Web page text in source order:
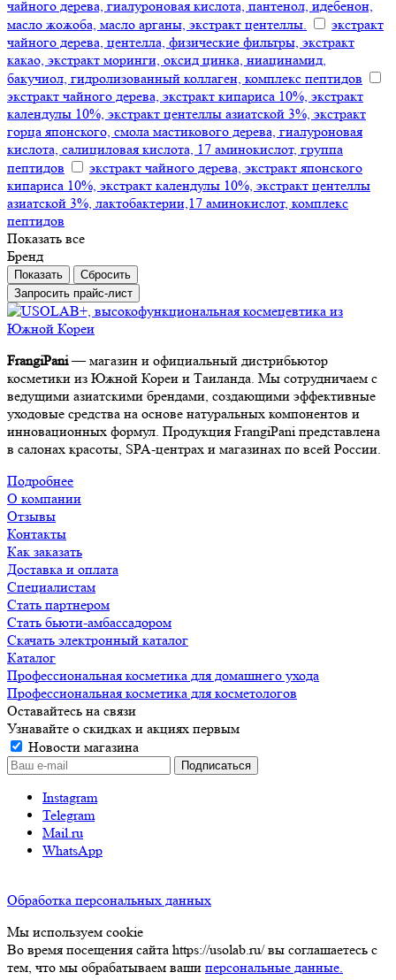
чайного дерева, гиалуроновая кислота, пантенол, идебенон,
масло жожоба, масло арганы, экстракт центеллы.
экстракт
чайного дерева, центелла, физические фильтры, экстракт
какао, экстракт моринги, оксид цинка, ниацинамид,
бакучиол, гидролизованный коллаген, комплекс пептидов
экстракт чайного дерева, экстракт кипариса 10%, экстракт
календулы 10%, экстракт центеллы азиатской 3%, экстракт
горца японского, смола мастикового дерева, гиалуроновая
кислота, салициловая кислота, 17 аминокислот, группа
пептидов
экстракт чайного дерева, экстракт японского
кипариса 10%, экстракт календулы 10%, экстракт центеллы
азиатской 3%, лактобактерии,17 аминокислот, комплекс
пептидов
Показать все
Бренд
Сбросить
Запросить прайс-лист
FrangiPani— магазин и официальный дистрибьютор
косметики из Южной Кореи и Таиланда. Мы сотрудничаем с
ведущими азиатскими брендами, создающими эффективные
уходовые средства на основе натуральных компонентов и
инновационных формул. Продукция FrangiPani представлена
в салонах красоты, SPA-центрах и магазинах по всей России.
Подробнее
О компании
Отзывы
Контакты
Как заказать
Доставка и оплата
Специалистам
Стать партнером
Стать бьюти-амбассадором
Скачать электронный каталог
Каталог
Профессиональная косметика для домашнего ухода
Профессиональная косметика для косметологов
Оставайтесь на связи
Узнавайте о скидках и акциях первым
Новости магазина
Instagram
Telegram
Mail.ru
WhatsApp
Обработка персональных данных
Мы используем cookie
Во время посещения сайта https://usolab.ru/ вы соглашаетесь с
тем, что мы обрабатываем ваши персональные данные.